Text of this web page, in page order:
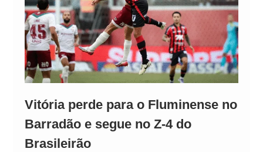
Vitória perde para o Fluminense no
Barradão e segue no Z-4 do
Brasileirão